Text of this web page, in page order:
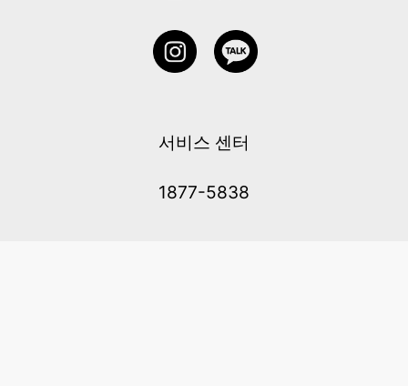
서비스 센터
1877-5838